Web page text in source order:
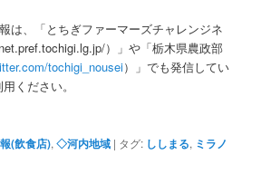
、「とちぎファーマーズチャレンジネ
）」や「栃木県農政部
tochigi_nousei）」でも発信してい
ください。
(飲食店),◇河内地域 | タグ: ししまる, ミラノ